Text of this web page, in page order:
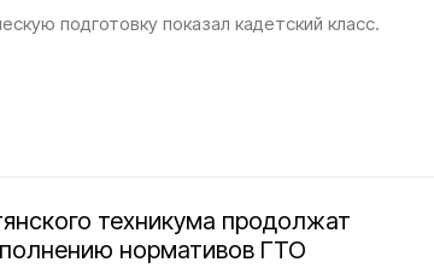
подготовку показал кадетский класс.
техникума продолжат
нормативов ГТО